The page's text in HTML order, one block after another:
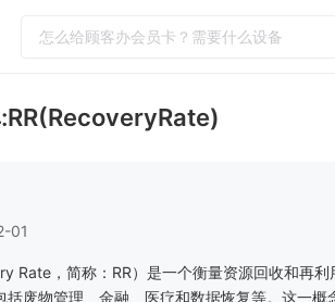
门店怎么运营吸引更多客户到店消费
怎么给顾客办会员卡？需要什么设备
01
Rate ，简称： RR）是一个衡量资源回收和再
括废物管理、金融、医疗和数据恢复等。这一